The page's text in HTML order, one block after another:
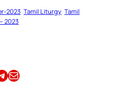
2023 Tamil Liturgy Tamil
2023
Email this Article